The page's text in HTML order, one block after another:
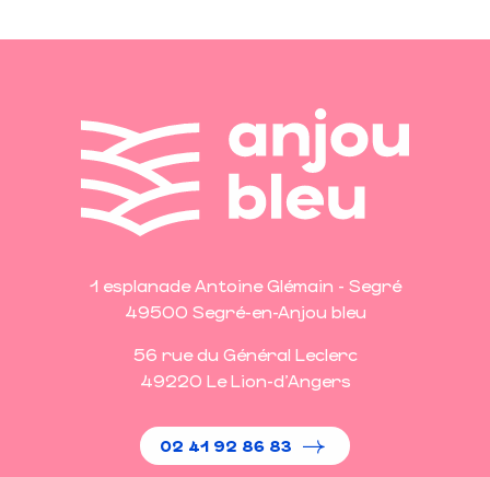
1 esplanade Antoine Glémain - Segré
49500 Segré-en-Anjou bleu
56 rue du Général Leclerc
49220 Le Lion-d'Angers
02 41 92 86 83